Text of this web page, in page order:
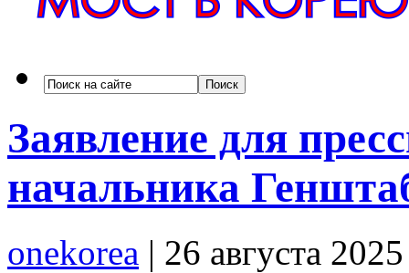
Заявление для
начальника
onekorea | 26 августа 2025